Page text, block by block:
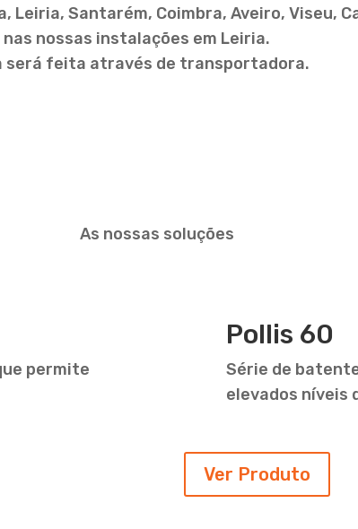
Santarém, Coimbra, Aveiro, Viseu,
nossas instalações em Leiria.
será feita através de transportadora.
As nossas soluções
permite
Pollis 60
Série de
elevados níveis
Ver Produto